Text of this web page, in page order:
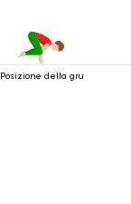
Posizione della gru